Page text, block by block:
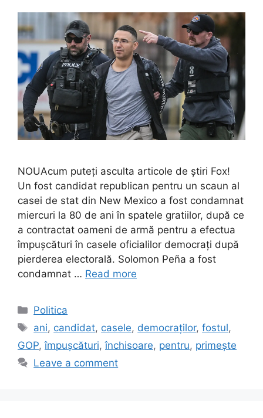
NOUAcum puteți asculta articole de știri Fox!
Un fost candidat republican pentru un scaun al
casei de stat din New Mexico a fost condamnat
miercuri la 80 de ani în spatele gratiilor, după ce
a contractat oameni de armă pentru a efectua
împușcături în casele oficialilor democrați după
pierderea electorală. Solomon Peña a fost
condamnat … Read more
Categories
Politica
Tags
ani, candidat, casele, democraților,fostul,
GOP,împușcături,închisoare, pentru, primește
Leave a comment